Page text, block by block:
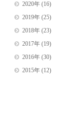
2020年(16)
2019年(25)
2018年(23)
2017年(19)
2016年(30)
2015年(12)